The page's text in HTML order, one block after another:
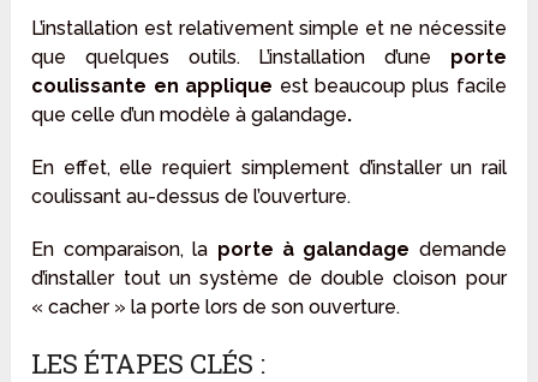
L’installation est relativement simple et ne nécessite
que quelques outils. L’installation d’une porte
coulissante en applique est beaucoup plus facile
que celle d’un modèle à galandage.
En effet, elle requiert simplement d’installer un rail
coulissant au-dessus de l’ouverture.
En comparaison, la porte à galandage demande
d’installer tout un système de double cloison pour
« cacher » la porte lors de son ouverture.
LES ÉTAPES CLÉS :